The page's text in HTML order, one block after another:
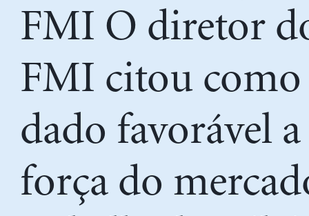
FMI O diretor
FMI citou como
dado favorável a
força do